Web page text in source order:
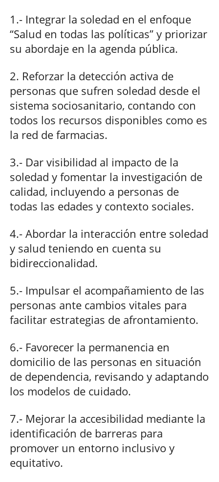
1.- Integrar la soledad en el enfoque
“Salud en todas las políticas” y priorizar
su abordaje en la agenda pública.
2. Reforzar la detección activa de
personas que sufren soledad desde el
sistema sociosanitario, contando con
todos los recursos disponibles como es
la red de farmacias.
3.- Dar visibilidad al impacto de la
soledad y fomentar la investigación de
calidad, incluyendo a personas de
todas las edades y contexto sociales.
4.- Abordar la interacción entre soledad
y salud teniendo en cuenta su
bidireccionalidad.
5.- Impulsar el acompañamiento de las
personas ante cambios vitales para
facilitar estrategias de afrontamiento.
6.- Favorecer la permanencia en
domicilio de las personas en situación
de dependencia, revisando y adaptando
los modelos de cuidado.
7.- Mejorar la accesibilidad mediante la
identificación de barreras para
promover un entorno inclusivo y
equitativo.